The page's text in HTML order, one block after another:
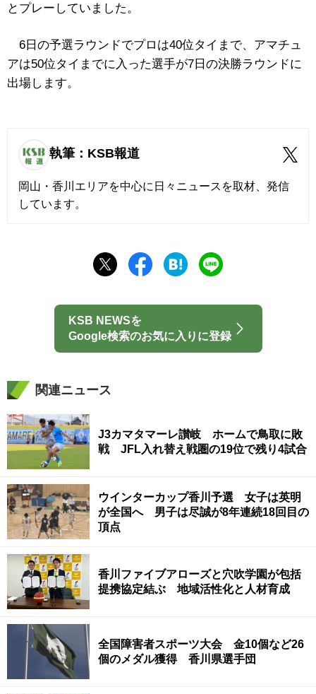
とプレーしていました。
6日の予選ラウンドでプロは40位タイまで、アマチュ
アは50位タイまでに入った選手が7日の決勝ラウンドに
出場します。
執筆：KSB報道
岡山・香川エリアを中心に日々ニュースを取材、発信
しています。
KSB NEWSを
Google検索のお気に入りに登録
関連ニュース
J3カマタマーレ讃岐 ホームで鳥取に敗
戦 JFL入れ替え戦圏の19位で残り4試合
ウインターカップ香川予選 女子は英明
が全国へ 男子は尽誠が8年連続18回目の
頂点
香川ファイブアローズと穴吹学園が包括
提携協定結ぶ 地域活性化と人材育成
全国障害者スポーツ大会 金10個など26
個のメダル獲得 香川県選手団